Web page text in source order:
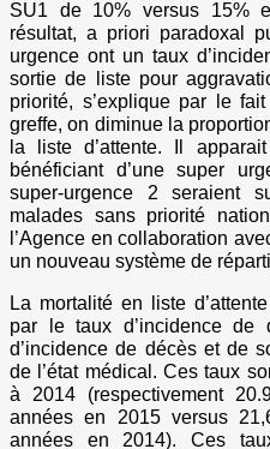
SU1 de 10% versus 15%
résultat, a priori paradoxal
urgence ont un taux
sortie de liste pour
priorité, s’explique par le
greffe, on diminue la
la liste d’attente. Il
bénéficiant d’une super
super-urgence 2 seraient
malades sans priorité
l’Agence en collaboration
un nouveau système de
La mortalité en liste
par le taux d’incidence
d’incidence de décès et de
de l’état médical. Ces taux
à 2014 (respectivement
années en 2015 versus
années en 2014). Ces